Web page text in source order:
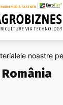
noastre
România